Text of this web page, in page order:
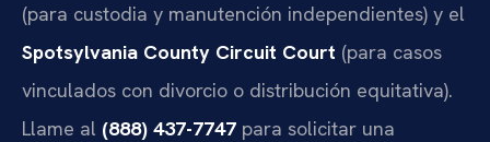
(para custodia y manutención independientes) y el
Spotsylvania County Circuit Court (para casos
vinculados con divorcio o distribución equitativa).
Llame al (888) 437-7747 para solicitar una